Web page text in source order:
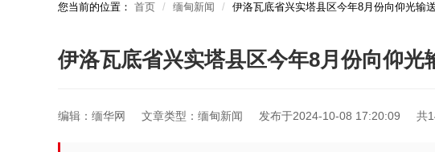
您当前的位置： 首页 缅甸新闻 伊洛瓦底省兴实塔县区今年8月份向仰光输
伊洛瓦底省兴实塔县区今年8月份向仰光
编辑：缅华网 文章类型：缅甸新闻 发布于2024-10-08 17:20:09 共